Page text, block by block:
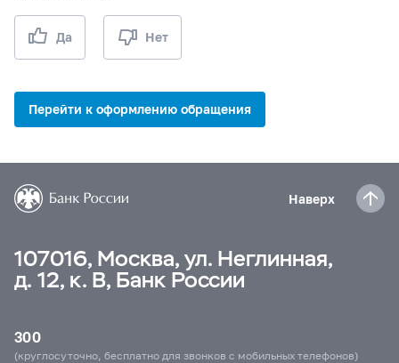
Да Нет
Перейти к оформлению обращения
Наверх
107016, Москва, ул. Неглинная,
д. 12, к. В, Банк России
300
(круглосуточно, бесплатно для звонков с мобильных телефонов)